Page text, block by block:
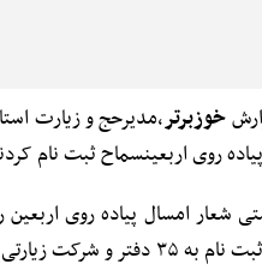
خوزبرتر
روی اربعینسماح ثبت نام
شعار امسال پیاده روی
زیارتی ثابت و ۶ دفتر موقت مراجعه کنند.